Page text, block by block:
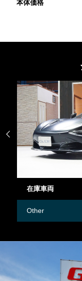
本体価格
在庫車両
Other
